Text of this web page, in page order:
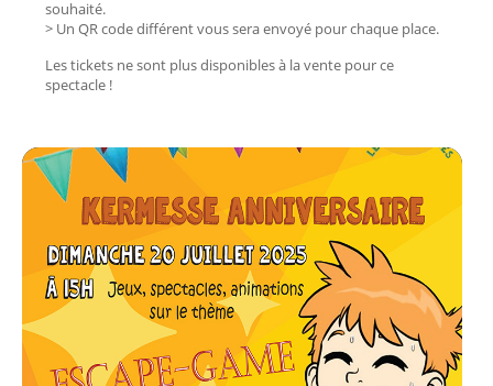
souhaité.
> Un QR code différent vous sera envoyé pour chaque place.
Les tickets ne sont plus disponibles à la vente pour ce
spectacle !